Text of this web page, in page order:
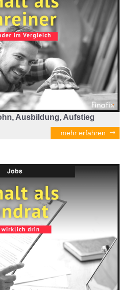
Ausbildung, Aufstieg
mehr erfahren